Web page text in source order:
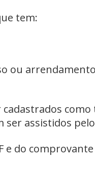
tem:
ou
ser assistidos
e do